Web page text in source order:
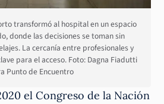
transformó al hospital en un espacio
donde las decisiones se toman sin
La cercanía entre profesionales y
para el acceso. Foto: Dagna Fiadutti
Punto de Encuentro
el Congreso de la Nación